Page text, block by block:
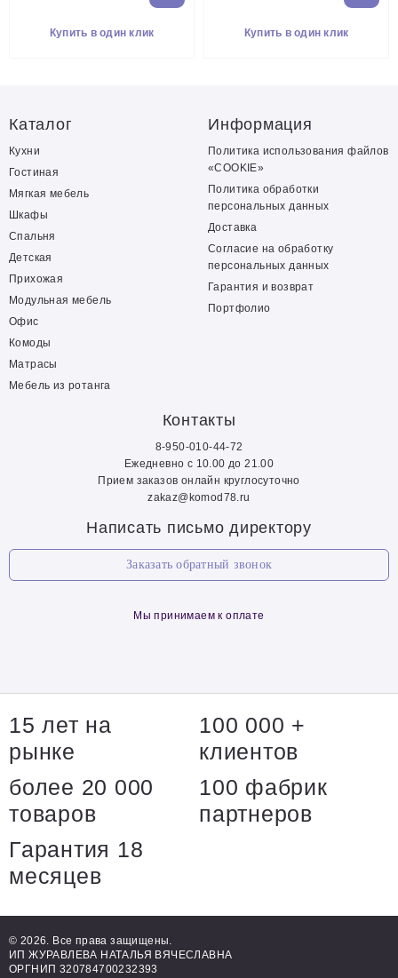
Купить в один клик Купить в один клик
Каталог
Кухни
Гостиная
Мягкая мебель
Шкафы
Спальня
Детская
Прихожая
Модульная мебель
Офис
Комоды
Матрасы
Мебель из ротанга
Информация
Политика использования файлов
«COOKIE»
Политика обработки
персональных данных
Доставка
Согласие на обработку
персональных данных
Гарантия и возврат
Портфолио
Контакты
8-950-010-44-72
Ежедневно с 10.00 до 21.00
Прием заказов онлайн круглосуточно
zakaz@komod78.ru
Написать письмо директору
Заказать обратный звонок
Мы принимаем к оплате
15 лет на
рынке
100 000 +
клиентов
более 20 000
товаров
100 фабрик
партнеров
Гарантия 18
месяцев
© 2026. Все права защищены.
ИП ЖУРАВЛЕВА НАТАЛЬЯ ВЯЧЕСЛАВНА
ОРГНИП 320784700232393